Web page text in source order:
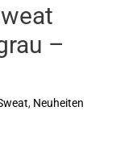
–
, Neuheiten